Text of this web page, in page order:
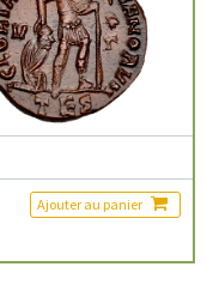
Ajouter au panier